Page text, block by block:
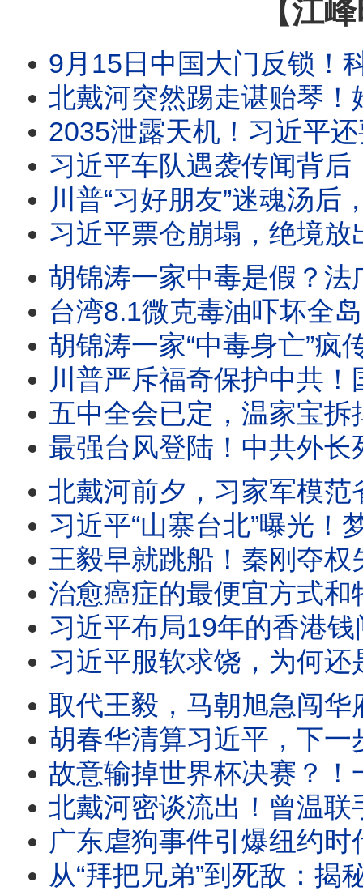
【江
9月15日中国大门反锁！科技人才不准出境，来去自由，中国大门永远敞开承诺成
北戴河突然踢走谌贻琴！她曾坐镇习近平730票全票大会、捧出贵州脱
2035泄露天机！习近平还要干九年？医疗承诺烂尾
习近平车队遇袭传闻背后：军委名单一夜消失，习近平落入权
川普“习好朋友”迷魂汤后，美军2026西太SQUAD四方合围，中共围台战略已成泡影； 美海岸巡
习近平票仓崩塌，绝境放出胡死讯；温家宝率元老反
胡锦涛一家中毒是假？法广辟谣突遭404！习迎“汪东兴时刻”？爆蔡奇将交中办大权！河
台湾8.1微克毒油吓坏全岛，中共一看：这在中国算优质油！胡
胡锦涛一家“中毒身亡”疯传！五中全会十月召开：习近平在台上被
川普严斥福奇保护中共！国会惊人“百次沉默”，律师被赶出国会，听证会扯出美中“深层政府”与中
五中全会已定，温家宝拆掉李强三张底牌；方星海落马、
最强台风登陆！中共外长死里逃生，牛田洋553名军人和大学生身亡惨剧究竟是台风还是人祸？“
北戴河前夕，习家军模范省失守！习近平心腹中纪委委员突遭罢黜，
习近平“山寨台北”曝光！梦里攻下总统府；美军暗鹰高超音速导弹
王毅早就跳船！秦刚夺权失败，习近平外交线变天；周恩来私
治愈癌症的最便宜方式和特斯拉，竟然被FBI消音；川普新冠“特效药”
习近平布局19年的香港钱闸易主，陈希、马兴瑞旧部遭全面清洗！党产
习近平服软求饶，为何还是下不了台？元老院正起草判词：温家宝
取代王毅，马朝旭急闯华府探雷！川习会前夜，中南海权斗与AI危机同时失控；习近平
胡春华清算习近平，下一步直取总书记？李强突然抛出“财产公开”
故意输掉世界杯决赛？！一夜之间成为骗子的梅西遭遇假爆料、千万请愿、全
北戴河密谈流出！曾温联手否决，习近平惊爆
广东虐狗事件引爆纽约时代广场，从旺旺、铁链女到防疫扑杀：中国人为何向弱者下手？
从“拜把兄弟”到死敌：揭秘习近平与薄熙来34年恩怨，一场由“